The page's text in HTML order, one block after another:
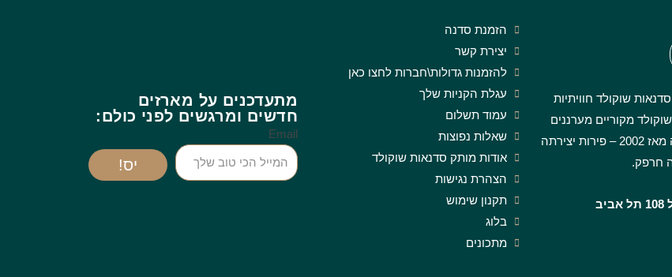
שוקולד חוויתיות
מקוריים מערננים
ומעוררי השראה מאז 2002 – פירות יצירתה
חרפק.
הזמנת סדנה
יצירת קשר
להזמנות גדולות\חברות לחצו כאן
עגלת הקניות שלך
עמוד תשלום
שאלות נפוצות
אודות מותק סדנאות שוקולד
הצהרת נגישות
תקנון שימוש
בלוג
מתכונים
מתעדכנים על מארזים
חדשים ומרגשים לפני כולם:
Email
יס!